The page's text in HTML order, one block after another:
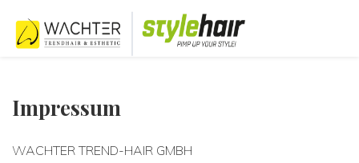
Impressum
WACHTER TREND-HAIR GMBH